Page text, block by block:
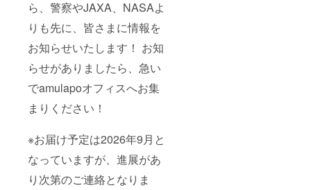
ら、警察やJAXA、NASAよ
りも先に、皆さまに情報を
お知らせいたします！ お知
らせがありましたら、急い
でamulapoオフィスへお集
まりください！
※お届け予定は2026年9月と
なっていますが、進展があ
り次第のご連絡となりま